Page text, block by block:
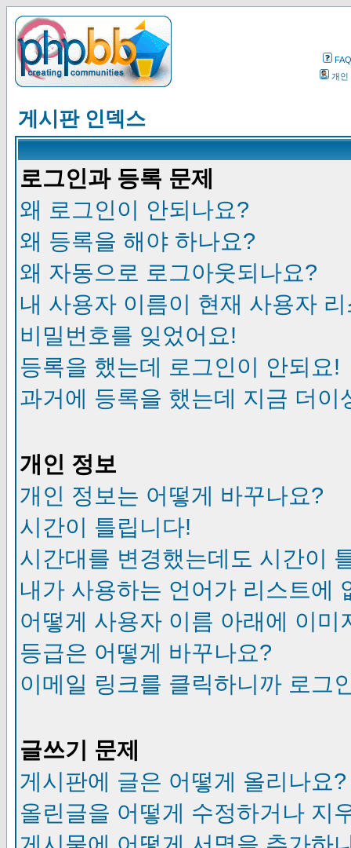
FAQ
개인
게시판 인덱스
로그인과 등록 문제
왜 로그인이 안되나요?
왜 등록을 해야 하나요?
왜 자동으로 로그아웃되나요?
내 사용자 이름이 현재 사용자
비밀번호를 잊었어요!
등록을 했는데 로그인이 안되요!
과거에 등록을 했는데 지금 더이
개인 정보
개인 정보는 어떻게 바꾸나요?
시간이 틀립니다!
시간대를 변경했는데도 시간이
내가 사용하는 언어가 리스트에
어떻게 사용자 이름 아래에 이미
등급은 어떻게 바꾸나요?
이메일 링크를 클릭하니까 로그
글쓰기 문제
게시판에 글은 어떻게 올리나요?
올린글을 어떻게 수정하거나 지